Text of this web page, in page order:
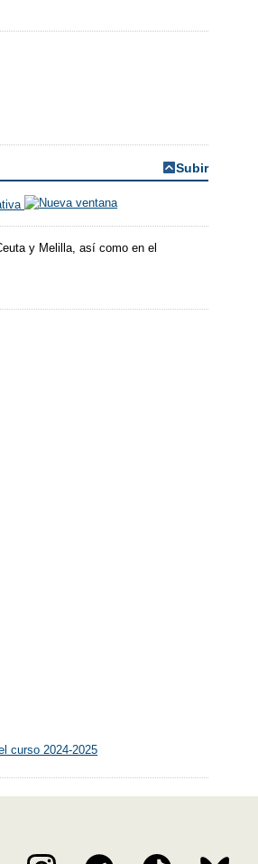
Subir
y Melilla, así como en el
curso 2024-2025